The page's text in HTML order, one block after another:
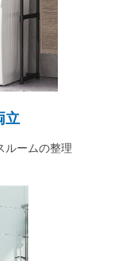
立
ルームの整理